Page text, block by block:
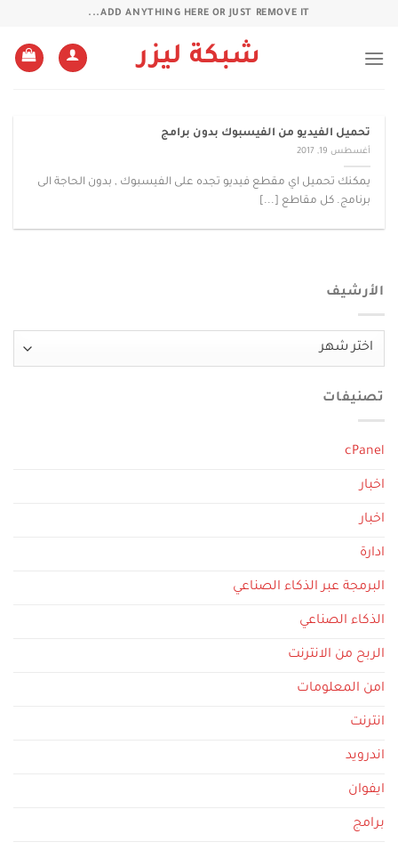
ADD ANYTHING HERE OR JUST REMOVE IT...
شبكة ليزر
الأرشيف
الأرشيف
تصنيفات
cPanel
اخبار
اخبار
ادارة
البرمجة عبر الذكاء الصناعي
الذكاء الصناعي
الربح من الانترنت
امن المعلومات
انترنت
اندرويد
ايفوان
برامج
تحميل الفيديو من الفيسبوك بدون برامج
أغسطس 19, 2017
يمكنك تحميل اي مقطع فيديو تجده على الفيسبوك , بدون الحاجة الى
برنامج. كل مقاطع [...]